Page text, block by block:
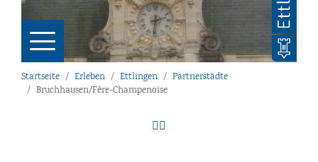
Startseite Erleben Ettlingen
Partnerstädte
Bruchhausen/Fère-Champenoise